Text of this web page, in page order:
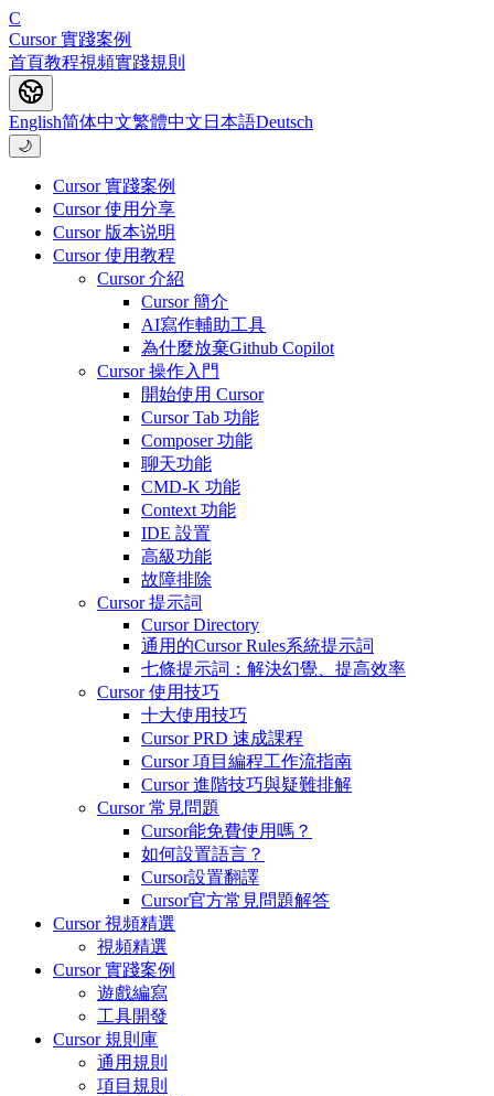
C
Cursor 實踐案例
首頁教程視頻實踐規則
English简体中文繁體中文 日本語Deutsch
🌙
Cursor 實踐案例
Cursor 使用分享
Cursor 版本说明
Cursor 使用教程
Cursor 介紹
Cursor 簡介
AI寫作輔助工具
為什麼放棄Github Copilot
Cursor 操作入門
開始使用 Cursor
Cursor Tab 功能
Composer 功能
聊天功能
CMD-K 功能
Context 功能
IDE 設置
高級功能
故障排除
Cursor 提示詞
Cursor Directory
通用的Cursor Rules系統提示詞
七條提示詞：解決幻覺、提高效率
Cursor 使用技巧
十大使用技巧
Cursor PRD 速成課程
Cursor 項目編程工作流指南
Cursor 進階技巧與疑難排解
Cursor 常見問題
Cursor能免費使用嗎？
如何設置語言？
Cursor設置翻譯
Cursor官方常見問題解答
Cursor 視頻精選
視頻精選
Cursor 實踐案例
遊戲編寫
工具開發
Cursor 規則庫
通用規則
項目規則